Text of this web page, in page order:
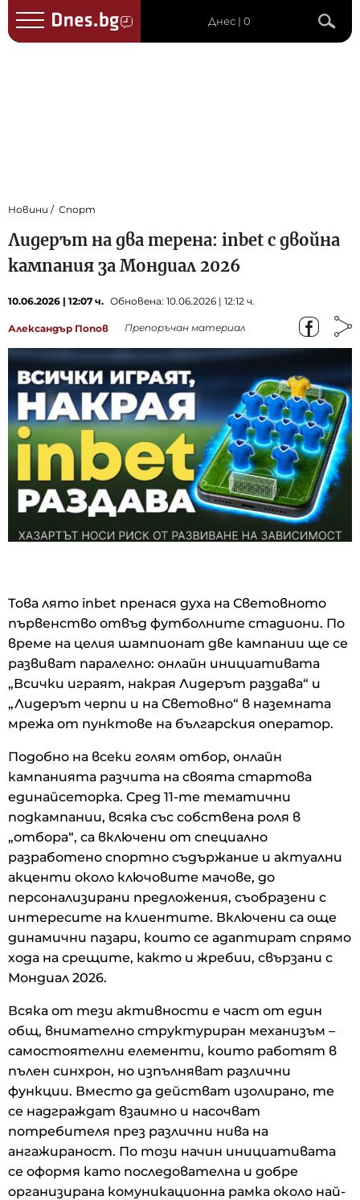
Днес | 0
Новини Спорт
Лидерът на два терена: inbet с двойна
кампания за Мондиал 2026
10.06.2026 | 12:07 ч. Обновена: 10.06.2026 | 12:12 ч.
Александър Попов Препоръчан материал
Това лято inbet пренася духа на Световното
първенство отвъд футболните стадиони. По
време на целия шампионат две кампании ще се
развиват паралелно: онлайн инициативата
„Всички играят, накрая Лидерът раздава“ и
„Лидерът черпи и на Световно“ в наземната
мрежа от пунктове на българския оператор.
Подобно на всеки голям отбор, онлайн
кампанията разчита на своята стартова
единайсеторка. Сред 11-те тематични
подкампании, всяка със собствена роля в
„отбора“, са включени от специално
разработено спортно съдържание и актуални
акценти около ключовите мачове, до
персонализирани предложения, съобразени с
интересите на клиентите. Включени са още
динамични пазари, които се адаптират спрямо
хода на срещите, както и жребии, свързани с
Мондиал 2026.
Всяка от тези активности е част от един
общ, внимателно структуриран механизъм –
самостоятелни елементи, които работят в
пълен синхрон, но изпълняват различни
функции. Вместо да действат изолирано, те
се надграждат взаимно и насочват
потребителя през различни нива на
ангажираност. По този начин инициативата
се оформя като последователна и добре
организирана комуникационна рамка около най-